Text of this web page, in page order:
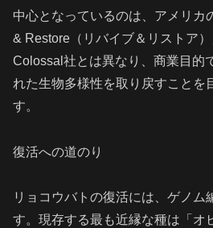
中心となっているのは、アメリカ
& Restore（リバイブ＆リストア）
Colossal社とは異なり、商業目的
れた生物多様性を取り戻すことを
す。
復活への道のり
リョコウバトの復活には、ゲノム
す。現存する最も近縁な種は「オ